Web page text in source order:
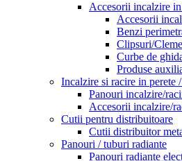
Accesorii incalzire in
Accesorii
Benzi
Clipsuri/Cleme
Curbe de
Produse
Incalzire si racire in perete
Panouri incalzire/
Accesorii incalzire/
Cutii pentru distribuitoare
Cutii distribuitor
Panouri / tuburi radiante
Panouri radiante